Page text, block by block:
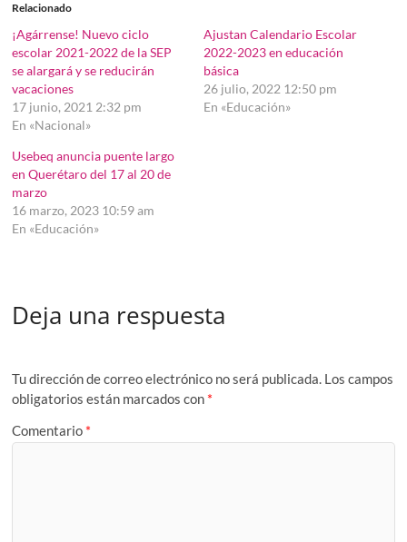
Relacionado
¡Agárrense! Nuevo ciclo
escolar 2021-2022 de la SEP
se alargará y se reducirán
vacaciones
17 junio, 2021 2:32 pm
En «Nacional»
Ajustan Calendario Escolar
2022-2023 en educación
básica
26 julio, 2022 12:50 pm
En «Educación»
Usebeq anuncia puente largo
en Querétaro del 17 al 20 de
marzo
16 marzo, 2023 10:59 am
En «Educación»
Deja una respuesta
Tu dirección de correo electrónico no será publicada. Los campos
obligatorios están marcados con *
Comentario *